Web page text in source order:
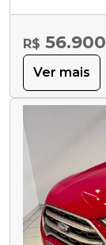
R$ 56.900
Ver mais